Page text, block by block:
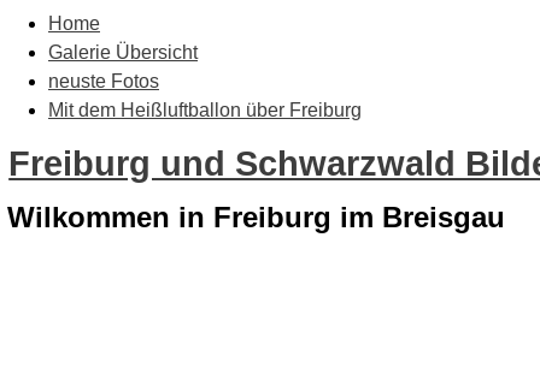
Home
Galerie Übersicht
neuste Fotos
Mit dem Heißluftballon über Freiburg
Freiburg und Schwarzwald
Wilkommen in Freiburg im Breisgau